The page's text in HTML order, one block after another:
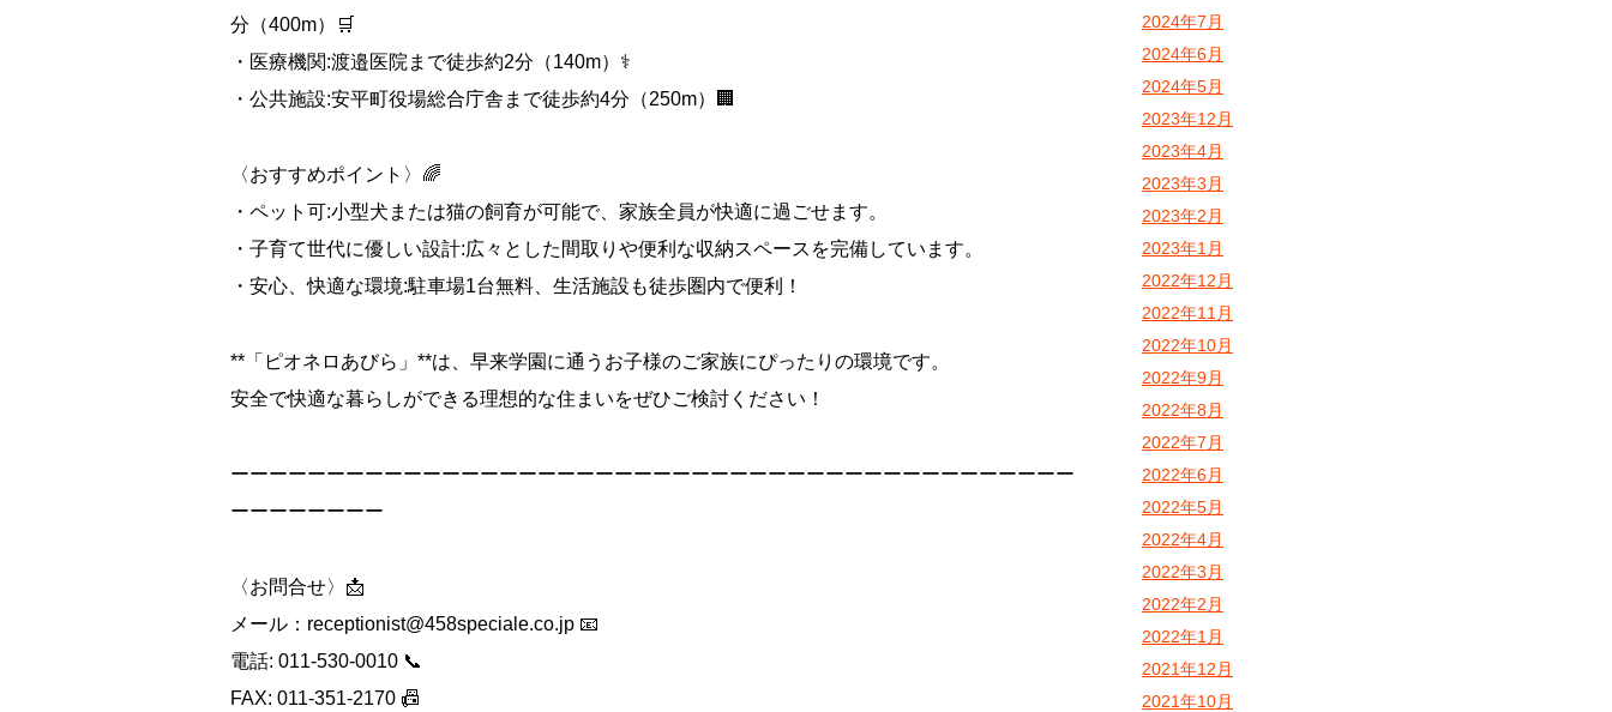
分（400m）🛒
・医療機関:渡邉医院まで徒歩約2分（140m）⚕️
・公共施設:安平町役場総合庁舎まで徒歩約4分（250m）🏢
〈おすすめポイント〉🌈
・ペット可:小型犬または猫の飼育が可能で、家族全員が快適に過ごせます。
・子育て世代に優しい設計:広々とした間取りや便利な収納スペースを完備しています。
・安心、快適な環境:駐車場1台無料、生活施設も徒歩圏内で便利！
**「ピオネロあびら」**は、早来学園に通うお子様のご家族にぴったりの環境です。
安全で快適な暮らしができる理想的な住まいをぜひご検討ください！
ーーーーーーーーーーーーーーーーーーーーーーーーーーーーーーーーーーーーーーーーーーーー
ーーーーーーーー
〈お問合せ〉📩
メール： receptionist@458speciale.co.jp 📧
電話: 011-530-0010 📞
FAX: 011-351-2170 📠
2024年7月
2024年6月
2024年5月
2023年12月
2023年4月
2023年3月
2023年2月
2023年1月
2022年12月
2022年11月
2022年10月
2022年9月
2022年8月
2022年7月
2022年6月
2022年5月
2022年4月
2022年3月
2022年2月
2022年1月
2021年12月
2021年10月